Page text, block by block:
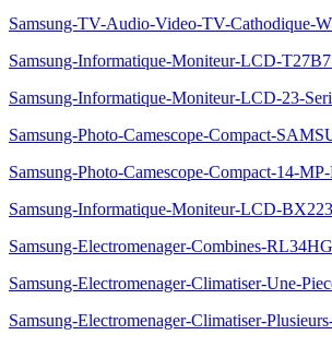
Samsung-TV-Audio-Video-TV-Cathodique-
Samsung-Informatique-Moniteur-LCD-
Samsung-Informatique-Moniteur-LCD-23-
Samsung-Photo-Camescope-Compact-
Samsung-Photo-Camescope-Compact-14-
Samsung-Informatique-Moniteur-LCD-
Samsung-Electromenager-Combines-
Samsung-Electromenager-Climatiser-Une-
Samsung-Electromenager-Climatiser-